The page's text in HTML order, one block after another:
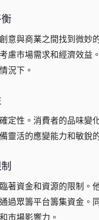
意與商業之間找到微妙
慮市場需求和經濟效益
況下。
定性。消費者的品味變
靈活的應變能力和敏銳
著資金和資源的限制。
過眾籌平台籌集資金。
市場影響力。